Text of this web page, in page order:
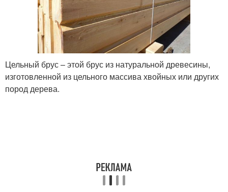
Цельный брус – этой брус из натуральной древесины,
изготовленной из цельного массива хвойных или других
пород дерева.